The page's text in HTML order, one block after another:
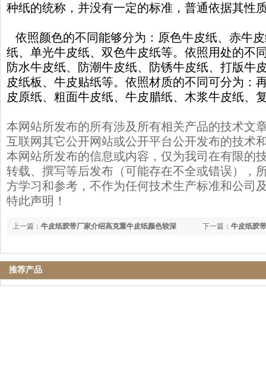
种纸的统称，并没有一定的标准，普通依据其性
依照颜色的不同能够分为：原色牛皮纸、赤牛
纸、单光牛皮纸、双色牛皮纸等。依照用处的不
防水牛皮纸、防潮牛皮纸、防锈牛皮纸、打版牛
皮纸板、牛皮贴纸等。依照材质的不同可分为：
皮原纸、粗面牛皮纸、牛皮腊纸、木浆牛皮纸、
本网站所发布的所有涉及所有相关产品的技术文
互联网其它公开网站或公开平台公开发布的技术
本网站所发布的信息或内容，仅为我司在有限的
转载、撰写等后发布（可能存在不全或错误），
方学习和参考，不作为任何技术生产标准和公司
特此声明！
下一篇： 牛皮纸胶
上一篇： 牛皮纸胶带厂家介绍高克重牛皮纸颜色较深
推荐产品